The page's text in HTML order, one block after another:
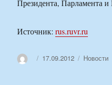
Президента, Парламента
Источник:rus.ruvr.ru
АвторОпубликовано
17.09.2012 Рубрики
Новости